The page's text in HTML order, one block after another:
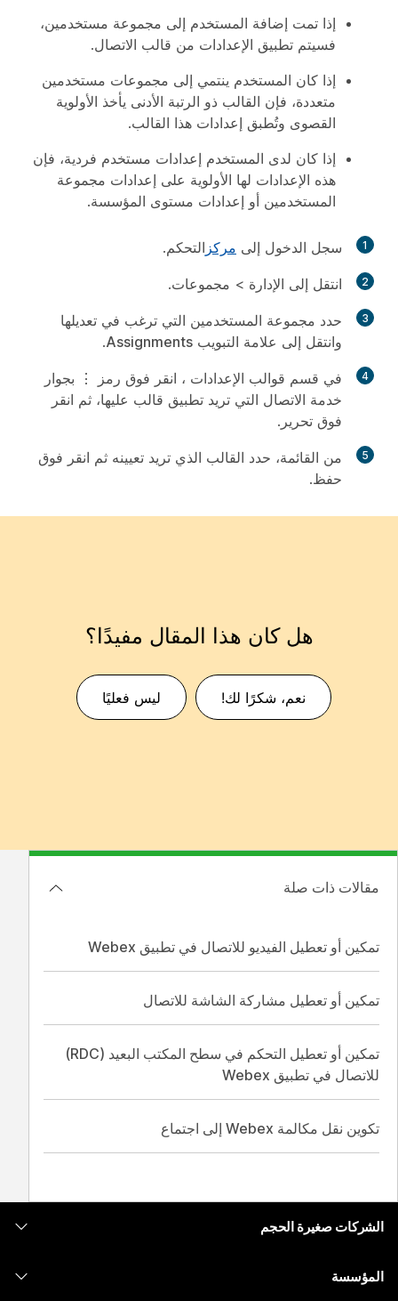
إذا تمت إضافة المستخدم إلى مجموعة مستخدمين،
فسيتم تطبيق الإعدادات من قالب الاتصال.
إذا كان المستخدم ينتمي إلى مجموعات مستخدمين
متعددة، فإن القالب ذو الرتبة الأدنى يأخذ الأولوية
القصوى وتُطبق إعدادات هذا القالب.
إذا كان لدى المستخدم إعدادات مستخدم فردية، فإن
هذه الإعدادات لها الأولوية على إعدادات مجموعة
المستخدمين أو إعدادات مستوى المؤسسة.
1 سجل الدخول إلى مركز التحكم.
2 انتقل إلى الإدارة > مجموعات.
3
حدد مجموعة المستخدمين التي ترغب في تعديلها
وانتقل إلى علامة التبويب Assignments
.
4 في قسم قوالب الإعدادات ، انقر فوق رمز ⋮ بجوار
خدمة الاتصال التي تريد تطبيق قالب عليها، ثم انقر
فوق تحرير .
5
من القائمة، حدد القالب الذي تريد تعيينه ثم انقر فوق
حفظ.
هل كان هذا المقال مفيدًا؟
نعم، شكرًا لك! ليس فعليًا
مقالات ذات صلة
تمكين أو تعطيل الفيديو للاتصال في تطبيق Webex
تمكين أو تعطيل مشاركة الشاشة للاتصال
تمكين أو تعطيل التحكم في سطح المكتب البعيد (RDC)
للاتصال في تطبيق Webex
تكوين نقل مكالمة Webex إلى اجتماع
الشركات صغيرة الحجم
المؤسسة